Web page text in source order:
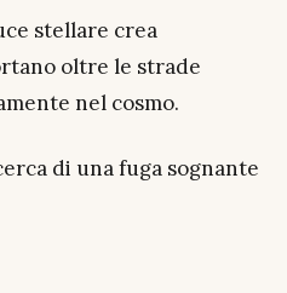
stellare crea
oltre le strade
nel cosmo.
di una fuga sognante